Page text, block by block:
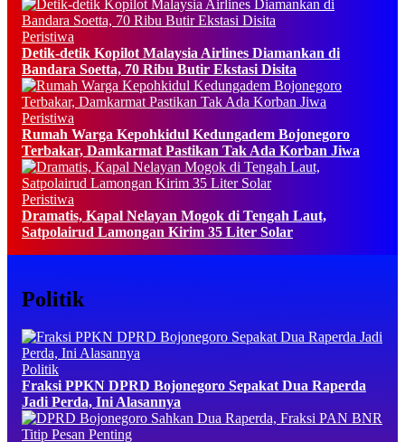
Peristiwa
Detik-detik Kopilot Malaysia Airlines Diamankan di
Bandara Soetta, 70 Ribu Butir Ekstasi Disita
Peristiwa
Rumah Warga Kepohkidul Kedungadem Bojonegoro
Terbakar, Damkarmat Pastikan Tak Ada Korban Jiwa
Peristiwa
Dramatis, Kapal Nelayan Mogok di Tengah Laut,
Satpolairud Lamongan Kirim 35 Liter Solar
Politik
Politik
Fraksi PPKN DPRD Bojonegoro Sepakat Dua Raperda
Jadi Perda, Ini Alasannya